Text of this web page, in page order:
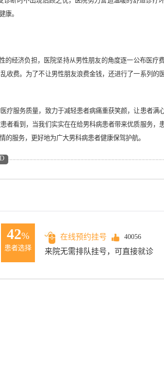
康。
经济负担，医院坚持从男性朋友的角度逐一公布医疗费
收费。为了不让男性朋友浪费金钱，还进行了一系列的
服务质量，致力于减轻患者病痛重获笑颜，让患者满
者看到，当我们实实在在给男科病患者带来优质服务，
服务，更好地为广大男科病患者健康保驾护航。
42%
患者选择
在线预约挂号 40056
来院无需排队挂号，可直接就诊